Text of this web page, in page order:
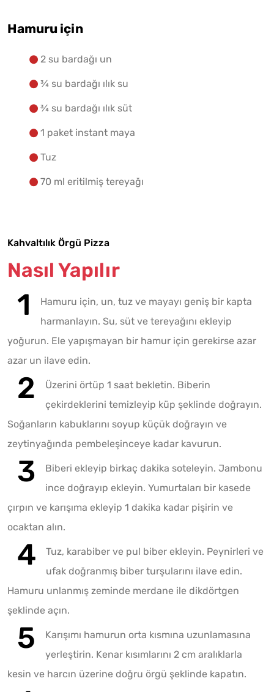
Hamuru için
2 su bardağı un
¾ su bardağı ılık su
¾ su bardağı ılık süt
1 paket instant maya
Tuz
70 ml eritilmiş tereyağı
Kahvaltılık Örgü Pizza
Nasıl Yapılır
Hamuru için, un, tuz ve mayayı geniş bir kapta
harmanlayın. Su, süt ve tereyağını ekleyip
yoğurun. Ele yapışmayan bir hamur için gerekirse azar
azar un ilave edin.
Üzerini örtüp 1 saat bekletin. Biberin
çekirdeklerini temizleyip küp şeklinde doğrayın.
Soğanların kabuklarını soyup küçük doğrayın ve
zeytinyağında pembeleşinceye kadar kavurun.
Biberi ekleyip birkaç dakika soteleyin. Jambonu
ince doğrayıp ekleyin. Yumurtaları bir kasede
çırpın ve karışıma ekleyip 1 dakika kadar pişirin ve
ocaktan alın.
Tuz, karabiber ve pul biber ekleyin. Peynirleri ve
ufak doğranmış biber turşularını ilave edin.
Hamuru unlanmış zeminde merdane ile dikdörtgen
şeklinde açın.
Karışımı hamurun orta kısmına uzunlamasına
yerleştirin. Kenar kısımlarını 2 cm aralıklarla
kesin ve harcın üzerine doğru örgü şeklinde kapatın.